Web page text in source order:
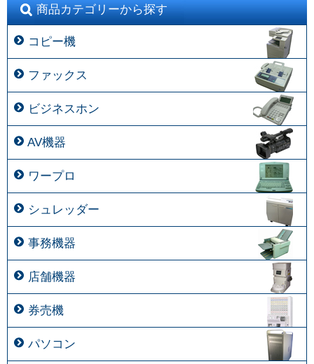
商品カテゴリーから探す
コピー機
ファックス
ビジネスホン
AV機器
ワープロ
シュレッダー
事務機器
店舗機器
券売機
パソコン